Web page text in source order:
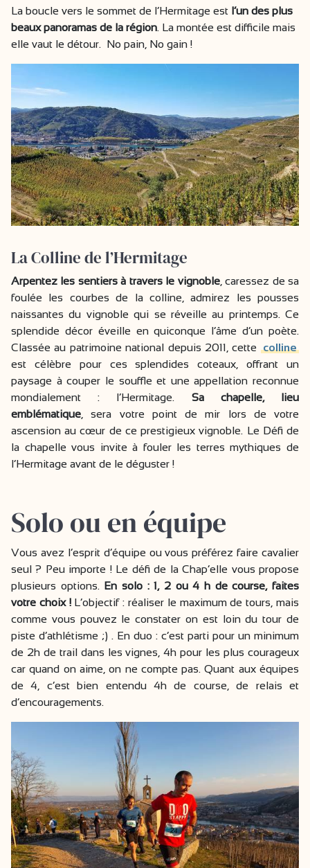
La boucle vers le sommet de l’Hermitage est l’un des plus
beaux panoramas de la région. La montée est difficile mais
elle vaut le détour. No pain, No gain !
La Colline de l’Hermitage
Arpentez les sentiers à travers le vignoble, caressez de sa
foulée les courbes de la colline, admirez les pousses
naissantes du vignoble qui se réveille au printemps. Ce
splendide décor éveille en quiconque l’âme d’un poète.
Classée au patrimoine national depuis 2011, cette colline
est célèbre pour ces splendides coteaux, offrant un
paysage à couper le souffle et une appellation reconnue
mondialement : l’Hermitage. Sa chapelle, lieu
emblématique , sera votre point de mir lors de votre
ascension au cœur de ce prestigieux vignoble. Le Défi de
la chapelle vous invite à fouler les terres mythiques de
l’Hermitage avant de le déguster !
Solo ou en équipe
Vous avez l’esprit d’équipe ou vous préférez faire cavalier
seul ? Peu importe ! Le défi de la Chap’elle vous propose
plusieurs options. En solo : 1, 2 ou 4 h de course, faites
votre choix ! L’objectif : réaliser le maximum de tours, mais
comme vous pouvez le constater on est loin du tour de
piste d’athlétisme ;) . En duo : c’est parti pour un minimum
de 2h de trail dans les vignes, 4h pour les plus courageux
car quand on aime, on ne compte pas. Quant aux équipes
de 4, c’est bien entendu 4h de course, de relais et
d’encouragements.